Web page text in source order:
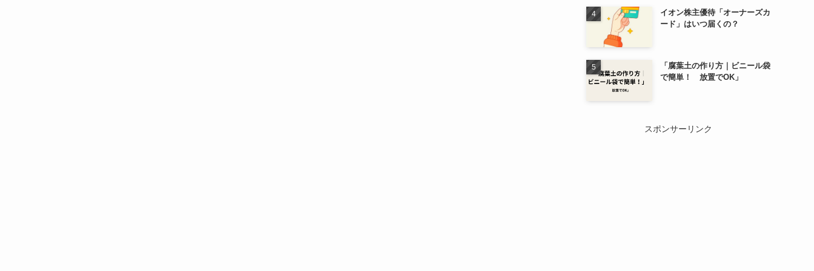
イオン株主優待「オーナーズカ
ード」はいつ届くの？
「腐葉土の作り方｜ビニール袋
で簡単！ 放置でOK」
スポンサーリンク